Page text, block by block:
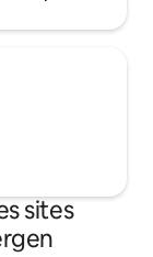
sites